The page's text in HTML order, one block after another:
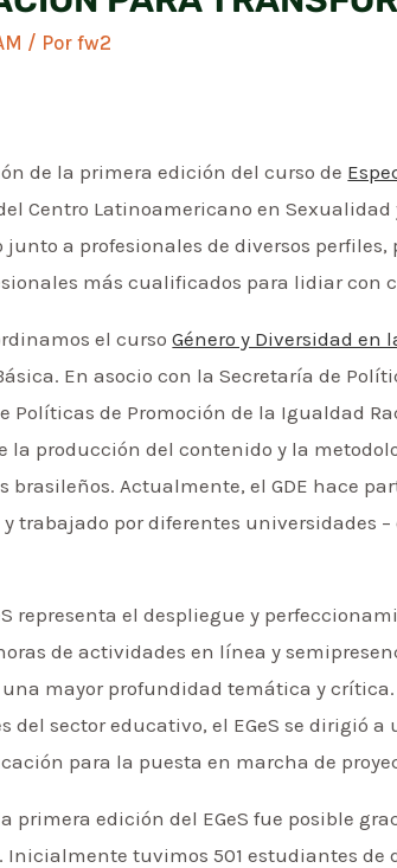
/ Porfw2
de la primera edición del curso de
Centro Latinoamericano en Sexualidad
junto a profesionales de diversos
más cualificados para lidiar con
el cursoGénero y Diversidad en
En asocio con la Secretaría de
Políticas de Promoción de la Igualdad
la producción del contenido y la
brasileños. Actualmente, el GDE hace
trabajado por diferentes universidades
representa el despliegue y
de actividades en línea y
mayor profundidad temática y
del sector educativo, el EGeS se
para la puesta en marcha de
primera edición del EGeS fue posible
Inicialmente tuvimos 501 estudiantes de